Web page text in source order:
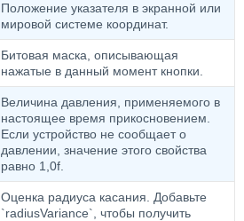
Положение указателя в экранной или
мировой системе координат.
Битовая маска, описывающая
нажатые в данный момент кнопки.
Величина давления, применяемого в
настоящее время прикосновением.
Если устройство не сообщает о
давлении, значение этого свойства
равно 1,0f.
Оценка радиуса касания. Добавьте
`radiusVariance`, чтобы получить